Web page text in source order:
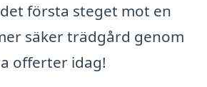
första steget mot en
säker trädgård genom
offerter idag!